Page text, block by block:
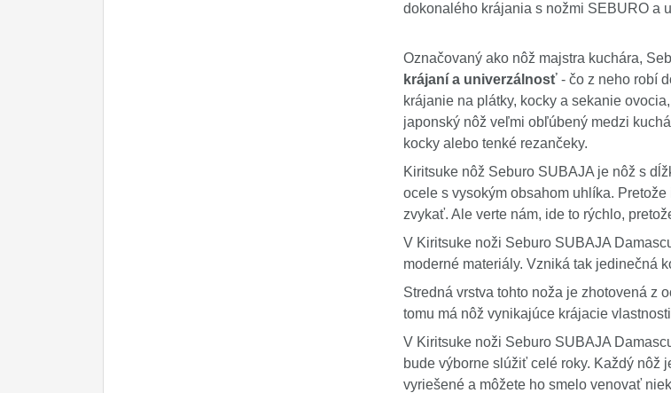
dokonalého krájania s nožmi SEBURO a
Označovaný ako nôž majstra kuchára,
krájaní a univerzálnosť- čo z neho robí
krájanie na plátky, kocky a sekanie
japonský nôž veľmi obľúbený medzi
kocky alebo tenké rezančeky.
Kiritsuke nôž Seburo SUBAJA je nôž s
ocele s vysokým obsahom uhlíka.
zvykať. Ale verte nám, ide to rýchlo,
V Kiritsuke noži Seburo SUBAJA
moderné materiály. Vzniká tak jedinečná
Stredná vrstva tohto noža je zhotovená z
tomu má nôž vynikajúce krájacie
V Kiritsuke noži Seburo SUBAJA
bude výborne slúžiť celé roky. Každý nôž
vyriešené a môžete ho smelo venovať